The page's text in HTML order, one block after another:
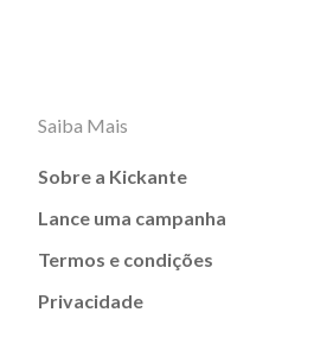
Saiba Mais
Sobre a Kickante
Lance uma campanha
Termos e condições
Privacidade